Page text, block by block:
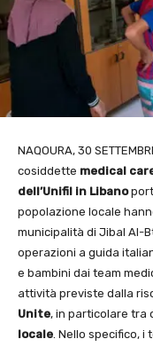
NAQOURA, 30
cosiddette medical
dell’Unifil in Libano
popolazione locale
municipalità di Jibal Al-
operazioni a guida
e bambini dai team
attività previste dalla
Unite, in particolare tra
locale. Nello specifico, i